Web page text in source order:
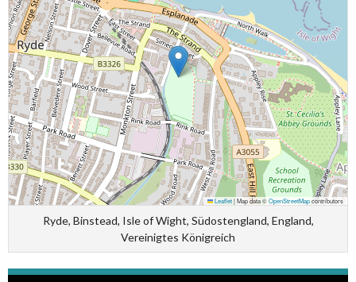
Leaflet|Map data ©OpenStreetMapcontributors
Ryde, Binstead, Isle of Wight, Südostengland, England,
Vereinigtes Königreich